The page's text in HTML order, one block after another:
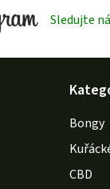
Sledujte
Bongy
CBD